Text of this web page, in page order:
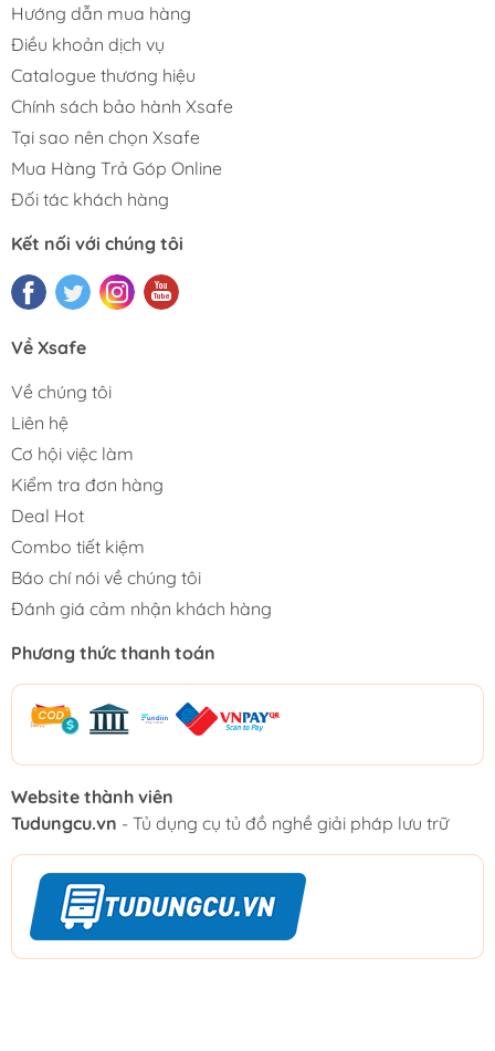
Hướng dẫn mua hàng
Điều khoản dịch vụ
Catalogue thương hiệu
Chính sách bảo hành Xsafe
Tại sao nên chọn Xsafe
Mua Hàng Trả Góp Online
Đối tác khách hàng
Kết nối với chúng tôi
Về Xsafe
Về chúng tôi
Liên hệ
Cơ hội việc làm
Kiểm tra đơn hàng
Deal Hot
Combo tiết kiệm
Báo chí nói về chúng tôi
Đánh giá cảm nhận khách hàng
Phương thức thanh toán
Website thành viên
Tudungcu.vn - Tủ dụng cụ tủ đồ nghề giải pháp lưu trữ